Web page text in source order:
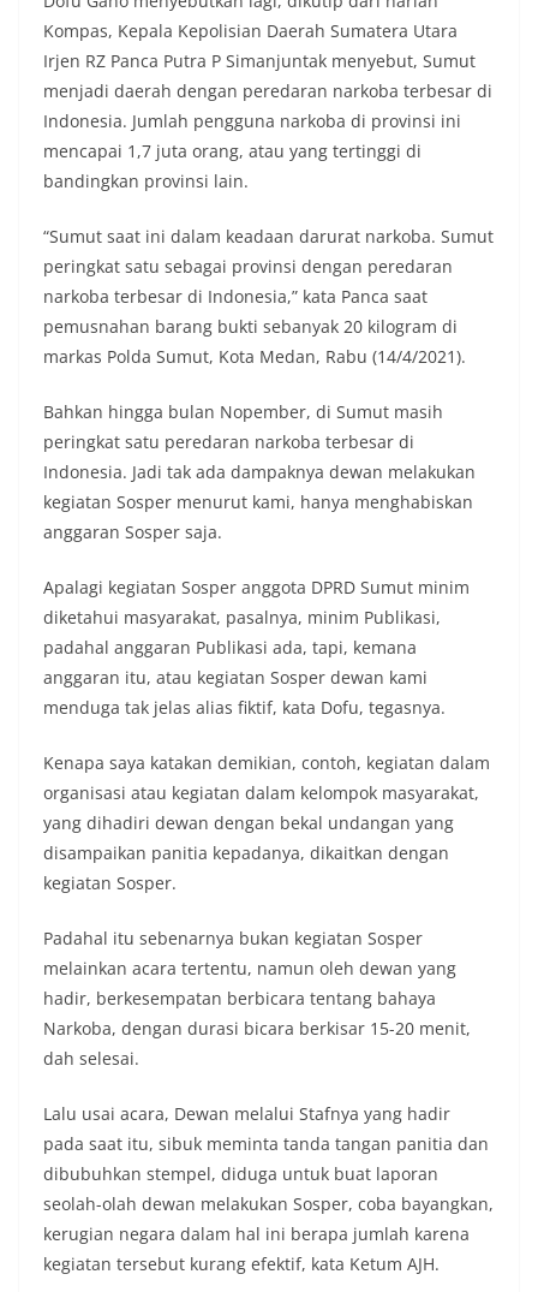
perjuangan para pahlawan yang telah merebut
kemerdekaan,” ujar Aiptu Muliyadi Suraukur saat
berdialog dengan warga.‎‎Ia juga menambahkan
agar warga memperhatikan kondisi bendera yang
akan dikibarkan, memastikan bendera dalam
keadaan bersih, tidak sobek, dan layak untuk
dikibarkan sebagai simbol kehormatan
negara.‎‎‎Selain menyampaikan imbauan terkait
dimanfaatkan sebagai sarana deteksi dini (early
warning) guna mengantisipasi potensi gangguan
keamanan dan ketertiban masyarakat
Melalui interaksi langsung tersebut,
Bhabinkamtibmas dapat menghimpun informasi
maupun hal-hal yang dapat mengganggu
kondusivitas wilayah, khususnya menjelang
perayaan HUT Kemerdekaan RI yang biasanya
diwarnai dengan berbagai kegiatan dan
keramaian warga.‎‎Dengan adanya deteksi dini ini,
diharapkan potensi gangguan keamanan dapat
Kelurahan Sunggal tetap terjaga aman, tertib,
dan kondusif hingga puncak perayaan HUT
Kemerdekaan RI berlangsung.‎‎Wujud Kedekatan
Polri dengan Masyarakat‎Kegiatan sambang Door
to Door System ini merupakan salah satu bentuk
implementasi program Polri Presisi yang
mengedepankan kehadiran dan kedekatan
kegiatan semacam ini, Bhabinkamtibmas tidak
hanya berperan sebagai penyampai informasi
dan imbauan, tetapi juga sebagai mitra
masyarakat dalam menjaga keamanan lingkungan
secara bersama-sama.‎‎Kehadiran
Bhabinkamtibmas di tengah-tengah warga
hubungan kemitraan antara Polri dan
masyarakat, sekaligus membangun kesadaran
kolektif warga akan pentingnya menjaga
keamanan, ketertiban, dan kekompakan
lingkungan, khususnya dalam menyambut
momentum bersejarah HUT Kemerdekaan
rencananya akan terus dilaksanakan secara rutin
oleh Bhabinkamtibmas di wilayah Kelurahan
Sunggal sebagai bagian dari upaya menciptakan
situasi Kamtibmas yang aman dan kondusif,
sekaligus menumbuhkan semangat nasionalisme
warga dalam menyambut Hari Kemerdekaan RI.
Bhabinkamtibmas Polsek Medan Sunggal
Sambangi Warga Kelurahan Sunggal, Ingatkan
Kompas, Kepala Kepolisian Daerah Sumatera Utara
Irjen RZ Panca Putra P Simanjuntak menyebut, Sumut
menjadi daerah dengan peredaran narkoba terbesar di
Indonesia. Jumlah pengguna narkoba di provinsi ini
mencapai 1,7 juta orang, atau yang tertinggi di
bandingkan provinsi lain.
“Sumut saat ini dalam keadaan darurat narkoba. Sumut
peringkat satu sebagai provinsi dengan peredaran
narkoba terbesar di Indonesia,” kata Panca saat
pemusnahan barang bukti sebanyak 20 kilogram di
markas Polda Sumut, Kota Medan, Rabu (14/4/2021).
Bahkan hingga bulan Nopember, di Sumut masih
peringkat satu peredaran narkoba terbesar di
Indonesia. Jadi tak ada dampaknya dewan melakukan
kegiatan Sosper menurut kami, hanya menghabiskan
anggaran Sosper saja.
Apalagi kegiatan Sosper anggota DPRD Sumut minim
diketahui masyarakat, pasalnya, minim Publikasi,
padahal anggaran Publikasi ada, tapi, kemana
anggaran itu, atau kegiatan Sosper dewan kami
menduga tak jelas alias fiktif, kata Dofu, tegasnya.
Kenapa saya katakan demikian, contoh, kegiatan dalam
organisasi atau kegiatan dalam kelompok masyarakat,
yang dihadiri dewan dengan bekal undangan yang
disampaikan panitia kepadanya, dikaitkan dengan
kegiatan Sosper.
Padahal itu sebenarnya bukan kegiatan Sosper
melainkan acara tertentu, namun oleh dewan yang
hadir, berkesempatan berbicara tentang bahaya
Narkoba, dengan durasi bicara berkisar 15-20 menit,
dah selesai.
Lalu usai acara, Dewan melalui Stafnya yang hadir
pada saat itu, sibuk meminta tanda tangan panitia dan
dibubuhkan stempel, diduga untuk buat laporan
seolah-olah dewan melakukan Sosper, coba bayangkan,
kerugian negara dalam hal ini berapa jumlah karena
kegiatan tersebut kurang efektif, kata Ketum AJH.